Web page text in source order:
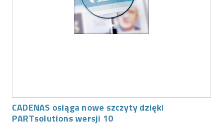
CADENAS osiąga nowe szczyty dzięki
PARTsolutions wersji 10